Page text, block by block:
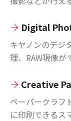
Digital
キヤノンのデジ
理、RAW現像が
Creative
ペーパークラフ
に印刷できるス